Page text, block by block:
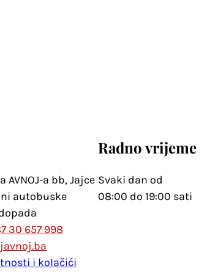
AVNOJ-a bb, Jajce
autobuske
30 657 998
i kolačići
Radno vrijeme
Svaki dan od
08:00 do 19:00 sati